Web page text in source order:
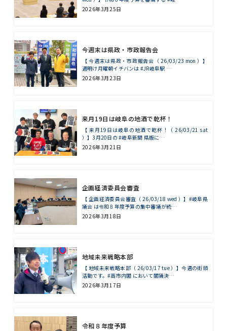
2026年3月25日
今週末は県政・市政報告会
【 今週末は県政・市政報告会（ 26/03/23 mon ）】
週明け月曜朝イチバンは #JR岐阜駅 …
2026年3月23日
来月19日は岐阜の地酒で乾杯！
【 来月19日は岐阜の地酒で乾杯！（ 26/03/21 sat
）】3月20日の #岐阜新聞 県版に…
2026年3月21日
企画経済委員会審査
【 企画経済委員会審査（ 26/03/18 wed ）】#岐阜県
議会 は令和８年度予算の集中審議が続…
2026年3月18日
地域未来戦略本部
【 地域未来戦略本部（ 26/03/17 tue ）】今週の街頭
活動です。#高市内閣 において閣議決…
2026年3月17日
令和８年度予算